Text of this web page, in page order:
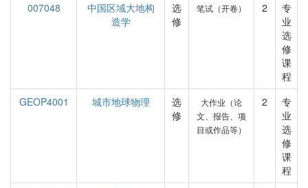
007048
中国区域大地构
造学
选
修
笔试（开卷） 2
专
业
选
修
课
程
GEOP4001
城市地球物理
选
修
大作业（论
文、报告、项
目或作品等）
2
专
业
选
修
课
程